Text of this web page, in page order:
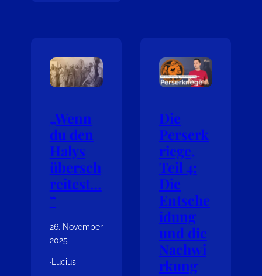
„Wenn
du den
Halys
übersch
reitest…
“
26. November
2025
·Lucius
Die
Perserk
riege,
Teil 4:
Die
Entsche
idung
und die
Nachwi
rkung